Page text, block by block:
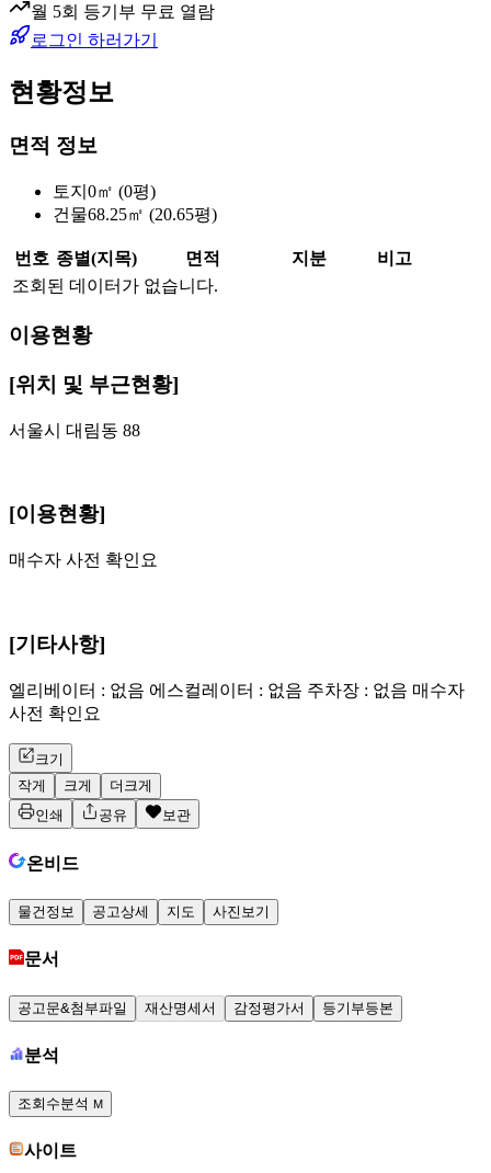
월 5회 등기부 무료 열람
로그인 하러가기
현황정보
면적 정보
토지 0㎡ (0평)
건물68.25㎡ (20.65평)
번호 종별(지목) 면적 지분
비고
조회된 데이터가 없습니다.
이용현황
[위치 및 부근현황]
서울시 대림동 88
[이용현황]
매수자 사전 확인요
[기타사항]
엘리베이터 : 없음 에스컬레이터 : 없음 주차장 : 없음 매수자
사전 확인요
크기
작게
크게
더크게
인쇄
공유 보관
온비드
물건정보 공고상세 지도 사진보기
문서
공고문&첨부파일 재산명세서 감정평가서 등기부등본
분석
조회수분석 M
사이트